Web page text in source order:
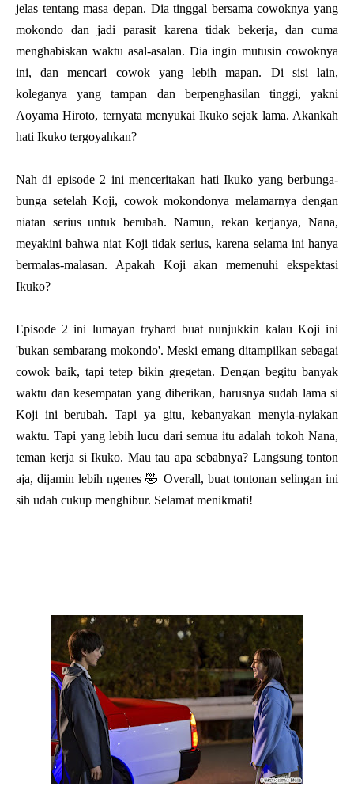
jelas tentang masa depan. Dia tinggal bersama cowoknya yang
mokondo dan jadi parasit karena tidak bekerja, dan cuma
menghabiskan waktu asal-asalan. Dia ingin mutusin cowoknya
ini, dan mencari cowok yang lebih mapan. Di sisi lain,
koleganya yang tampan dan berpenghasilan tinggi, yakni
Aoyama Hiroto, ternyata menyukai Ikuko sejak lama. Akankah
hati Ikuko tergoyahkan?
Nah di episode 2 ini menceritakan hati Ikuko yang berbunga-
bunga setelah Koji, cowok mokondonya melamarnya dengan
niatan serius untuk berubah. Namun, rekan kerjanya, Nana,
meyakini bahwa niat Koji tidak serius, karena selama ini hanya
bermalas-malasan. Apakah Koji akan memenuhi ekspektasi
Ikuko?
Episode 2 ini lumayan tryhard buat nunjukkin kalau Koji ini
'bukan sembarang mokondo'. Meski emang ditampilkan sebagai
cowok baik, tapi tetep bikin gregetan. Dengan begitu banyak
waktu dan kesempatan yang diberikan, harusnya sudah lama si
Koji ini berubah. Tapi ya gitu, kebanyakan menyia-nyiakan
waktu. Tapi yang lebih lucu dari semua itu adalah tokoh Nana,
teman kerja si Ikuko. Mau tau apa sebabnya? Langsung tonton
aja, dijamin lebih ngenes 🤣 Overall, buat tontonan selingan ini
sih udah cukup menghibur. Selamat menikmati!